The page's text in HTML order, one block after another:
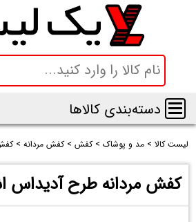
دسته‌بندی کالاها
لیست کالا >مد و پوشاک >کفش >کفش مردانه >
کفش مردانه طرح آدیداس